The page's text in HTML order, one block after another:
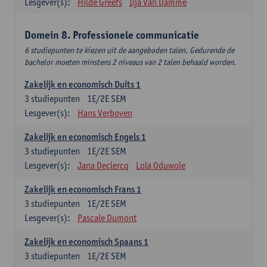
Domein 8. Professionele communicatie
6 studiepunten te kiezen uit de aangeboden talen. Gedurende de
bachelor moeten minstens 2 niveaus van 2 talen behaald worden.
Zakelijk en economisch Duits 1
1E/2E SEM
3 studiepunten
Lesgever(s):
Hans Verboven
Zakelijk en economisch Engels 1
1E/2E SEM
3 studiepunten
Lesgever(s):
Jana Declercq Lola Oduwole
Zakelijk en economisch Frans 1
1E/2E SEM
3 studiepunten
Lesgever(s):
Pascale Dumont
Zakelijk en economisch Spaans 1
1E/2E SEM
3 studiepunten